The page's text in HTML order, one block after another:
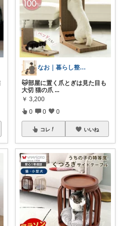
なお｜暮らし整えROOM｜犬もいます🐕
🐱部屋に置く爪とぎは見た目も
大切 猫の爪 ...
￥ 3,200
0 0 0
コレ いいね